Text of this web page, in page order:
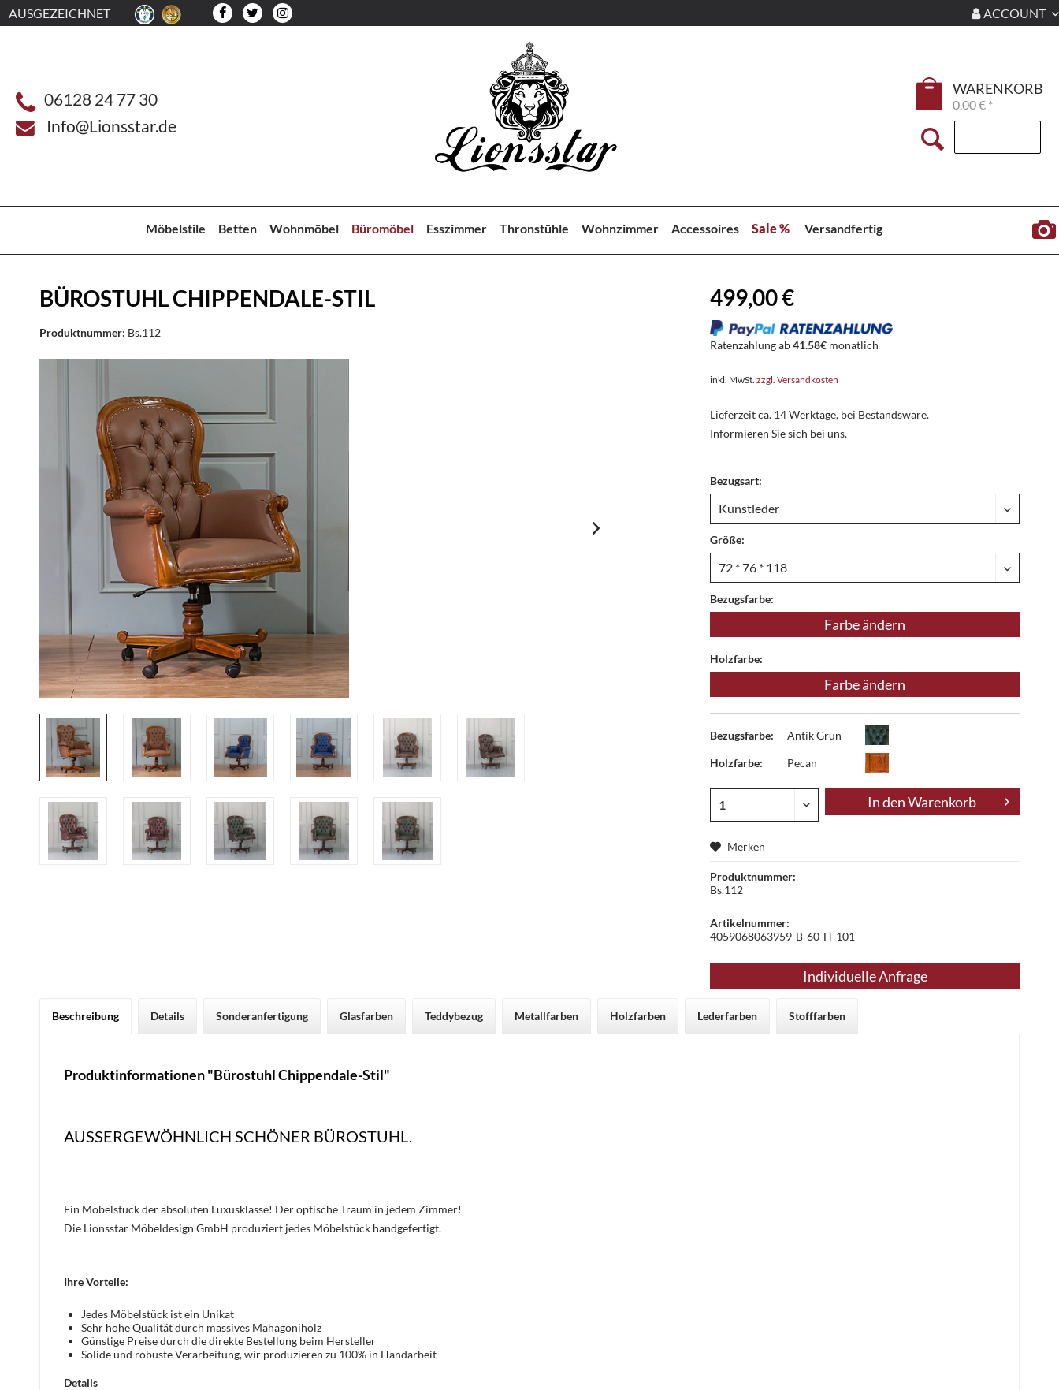
AUSGEZEICHNET ACCOUNT
06128 24 77 30
Info@Lionsstar.de
WARENKORB
0,00 € *
Möbelstile Betten Wohnmöbel Büromöbel Esszimmer Thronstühle Wohnzimmer Accessoires Sale % Versandfertig
BÜROSTUHL CHIPPENDALE-STIL
Produktnummer: Bs.112
499,00 €
Ratenzahlung ab41.58€ monatlich
inkl. MwSt.zzgl. Versandkosten
Lieferzeit ca. 14 Werktage, bei Bestandsware.
Informieren Sie sich bei uns.
Bezugsart:
Größe:
Bezugsfarbe:
Farbe ändern
Holzfarbe:
Farbe ändern
Bezugsfarbe: Antik Grün
Holzfarbe: Pecan
In denWarenkorb
Merken
Produktnummer:
Bs.112
Artikelnummer:
4059068063959-B-60-H-101
Individuelle Anfrage
Beschreibung Details Sonderanfertigung Glasfarben Teddybezug Metallfarben Holzfarben Lederfarben Stofffarben
Produktinformationen "Bürostuhl Chippendale-Stil"
AUSSERGEWÖHNLICH SCHÖNER BÜROSTUHL.
Ein Möbelstück der absoluten Luxusklasse! Der optische Traum in jedem Zimmer!
Die Lionsstar Möbeldesign GmbH produziert jedes Möbelstück handgefertigt.
Ihre Vorteile:
Jedes Möbelstück ist ein Unikat
Sehr hohe Qualität durch massives Mahagoniholz
Günstige Preise durch die direkte Bestellung beim Hersteller
Solide und robuste Verarbeitung, wir produzieren zu 100% in Handarbeit
Details